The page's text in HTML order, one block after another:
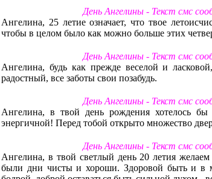
День Ангелины - Текст смс
Ангелина, 25 летие означает, что твое
чтобы в целом было как можно больше этих
День Ангелины - Текст смс
Ангелина, будь как прежде веселой и
радостный, все заботы свои позабудь.
День Ангелины - Текст смс
Ангелина, в твой день рождения хотелось бы
энергичной! Перед тобой открыто множество
День Ангелины - Текст смс
Ангелина, в твой светлый день 20 летия
были дни чисты и хороши. Здоровой быть и в